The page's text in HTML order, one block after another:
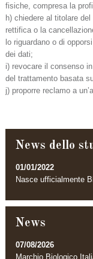
fisiche, compresa la
h) chiedere al titolare
rettifica o la
lo riguardano o di
dei dati;
i) revocare il consenso
del trattamento basata
j) proporre reclamo a
News dello
01/01/2022
Nasce ufficialmente
News
07/08/2026
Marchio Biologico